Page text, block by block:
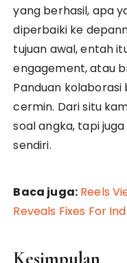
yang berhasil, apa
diperbaiki ke
tujuan awal, entah
engagement, atau
Panduan kolaborasi
cermin. Dari situ
soal angka, tapi
sendiri.
Baca juga: Reels
Reveals Fixes For
Kesimpulan